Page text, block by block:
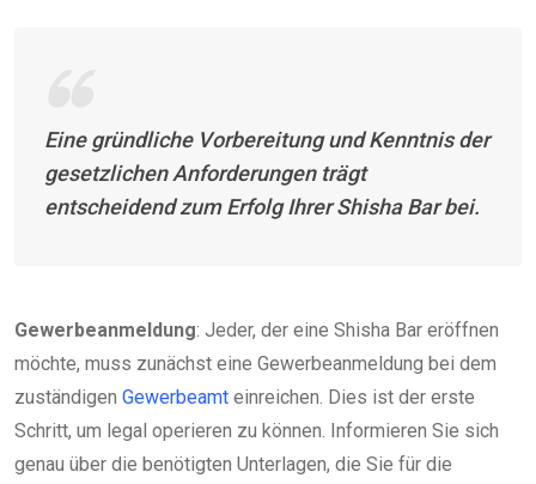
Eine gründliche Vorbereitung und Kenntnis der
gesetzlichen Anforderungen trägt
entscheidend zum Erfolg Ihrer Shisha Bar bei.
Gewerbeanmeldung: Jeder, der eine Shisha Bar eröffnen
möchte, muss zunächst eine Gewerbeanmeldung bei dem
zuständigen Gewerbeamt einreichen. Dies ist der erste
Schritt, um legal operieren zu können. Informieren Sie sich
genau über die benötigten Unterlagen, die Sie für die